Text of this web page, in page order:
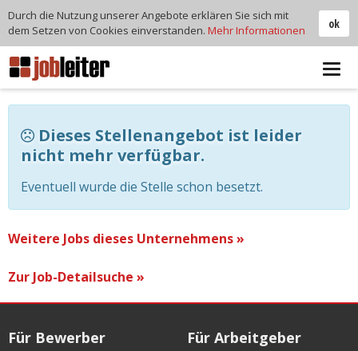
Dieses Stellenangebot ist leider
nicht mehr verfügbar.
Eventuell wurde die Stelle schon besetzt.
Weitere Jobs dieses Unternehmens »
Zur Job-Detailsuche »
Für Bewerber Für Arbeitgeber
ok
Durch die Nutzung unserer Angebote erklären Sie sich mit
dem Setzen von Cookies einverstanden. Mehr Informationen